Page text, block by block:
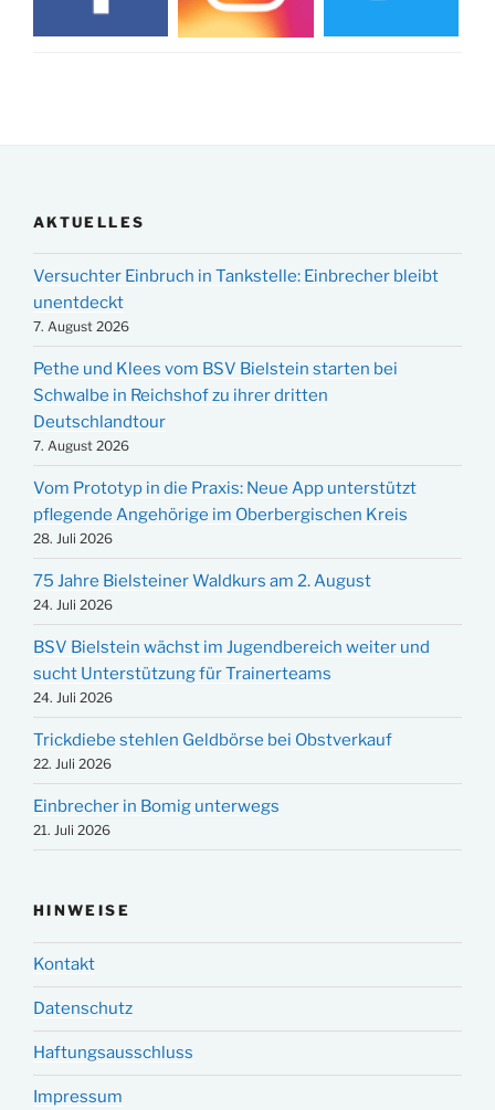
AKTUELLES
Versuchter Einbruch in Tankstelle: Einbrecher bleibt
unentdeckt
7. August 2026
Pethe und Klees vom BSV Bielstein starten bei
Schwalbe in Reichshof zu ihrer dritten
Deutschlandtour
7. August 2026
Vom Prototyp in die Praxis: Neue App unterstützt
pflegende Angehörige im Oberbergischen Kreis
28. Juli 2026
75 Jahre Bielsteiner Waldkurs am 2. August
24. Juli 2026
BSV Bielstein wächst im Jugendbereich weiter und
sucht Unterstützung für Trainerteams
24. Juli 2026
Trickdiebe stehlen Geldbörse bei Obstverkauf
22. Juli 2026
Einbrecher in Bomig unterwegs
21. Juli 2026
HINWEISE
Kontakt
Datenschutz
Haftungsausschluss
Impressum